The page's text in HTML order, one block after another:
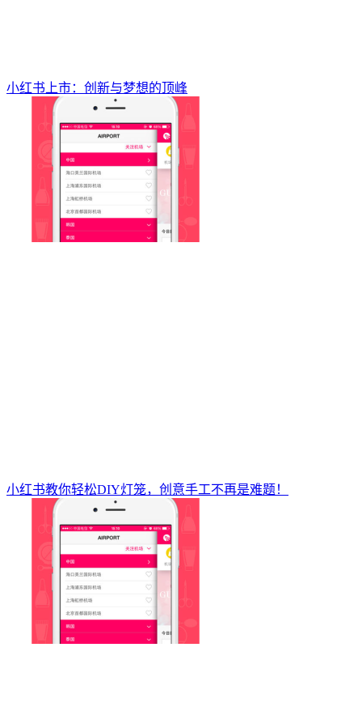
小红书上市：创新与梦想的顶峰
小红书教你轻松DIY灯笼，创意手工不再是难题！